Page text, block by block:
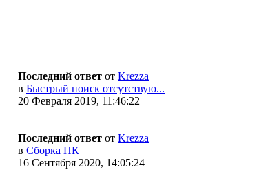
Последний ответ от Krezza
в Быстрый поиск отсутствую...
20 Февраля 2019, 11:46:22
Последний ответ от Krezza
в Сборка ПК
16 Сентября 2020, 14:05:24